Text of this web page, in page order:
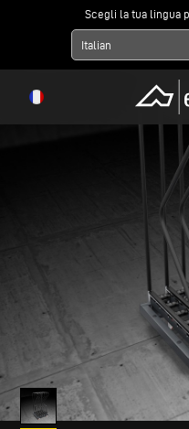
Scegli la tua lingua
Italian